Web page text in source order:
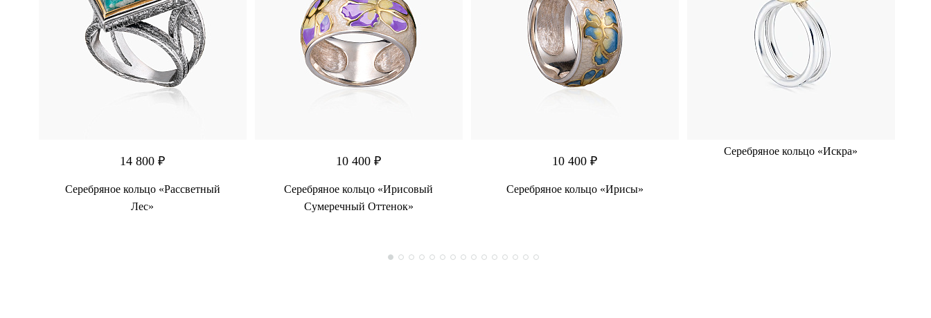
14 800 ₽
Серебряное кольцо «Рассветный
Лес»
10 400 ₽
Серебряное кольцо «Ирисовый
Сумеречный Оттенок»
10 400 ₽
Серебряное кольцо «Ирисы»
Серебряное кольцо «Искра»